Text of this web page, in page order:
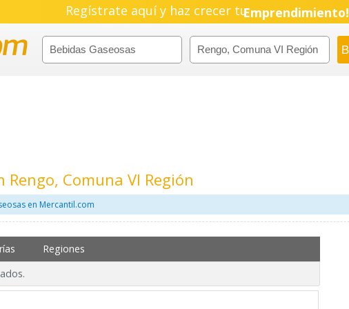
Regístrate aquí y haz crecer tuEmprendimiento!
Rengo, Comuna VI Región
en Mercantil.com
Regiones